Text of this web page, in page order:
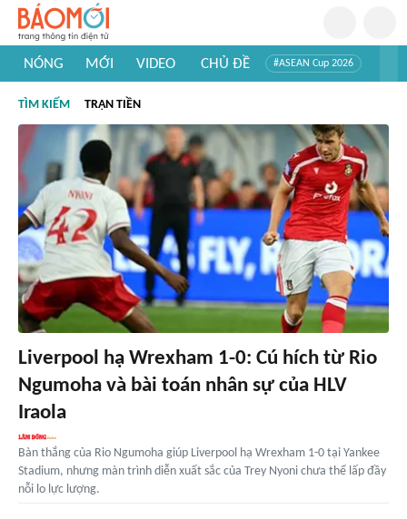
NÓNG MỚI VIDEO CHỦ ĐỀ #ASEAN Cup 2026
#Khám phá thế giới
TÌM KIẾM TRẬN TIỀN
Liverpool hạ Wrexham 1-0: Cú hích từ Rio
Ngumoha và bài toán nhân sự của HLV
Iraola
Bàn thắng của Rio Ngumoha giúp Liverpool hạ Wrexham 1-0 tại Yankee
Stadium, nhưng màn trình diễn xuất sắc của Trey Nyoni chưa thể lấp đầy
nỗi lo lực lượng.